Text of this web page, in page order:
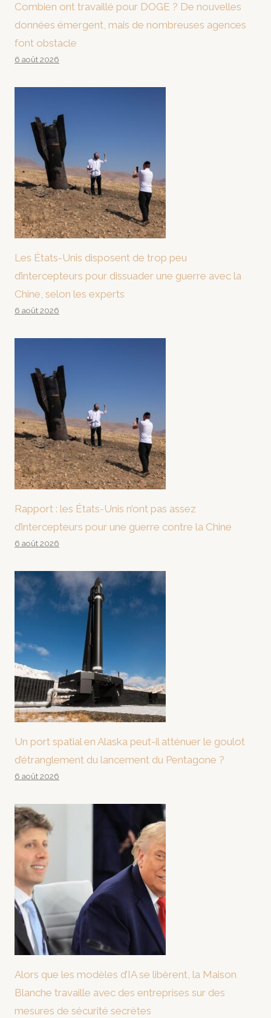
Combien ont travaillé pour DOGE ? De nouvelles
données émergent, mais de nombreuses agences
font obstacle
6 août 2026
Les États-Unis disposent de trop peu
d’intercepteurs pour dissuader une guerre avec la
Chine, selon les experts
6 août 2026
Rapport : les États-Unis n’ont pas assez
d’intercepteurs pour une guerre contre la Chine
6 août 2026
Un port spatial en Alaska peut-il atténuer le goulot
d’étranglement du lancement du Pentagone ?
6 août 2026
Alors que les modèles d’IA se libèrent, la Maison
Blanche travaille avec des entreprises sur des
mesures de sécurité secrètes